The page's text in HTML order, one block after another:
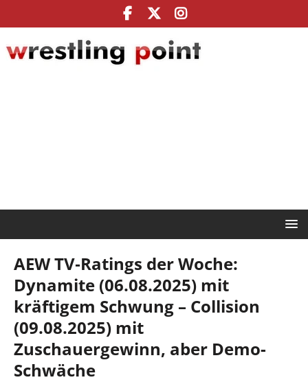
AEW TV‑Ratings der Woche:
Dynamite (06.08.2025) mit
kräftigem Schwung – Collision
(09.08.2025) mit
Zuschauergewinn, aber Demo-
Schwäche